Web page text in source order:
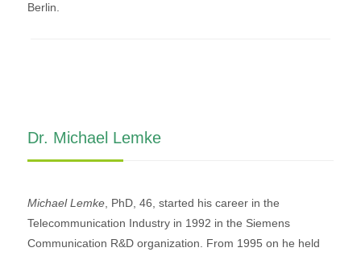
Berlin.
Dr. Michael Lemke
Michael Lemke, PhD, 46, started his career in the
Telecommunication Industry in 1992 in the Siemens
Communication R&D organization. From 1995 on he held